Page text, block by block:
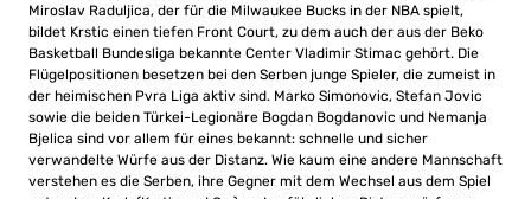
Miroslav Raduljica, der für die Milwaukee Bucks in der NBA spielt,
bildet Krstic einen tiefen Front Court, zu dem auch der aus der Beko
Basketball Bundesliga bekannte Center Vladimir Stimac gehört. Die
Flügelpositionen besetzen bei den Serben junge Spieler, die zumeist in
der heimischen Pvra Liga aktiv sind. Marko Simonovic, Stefan Jovic
sowie die beiden Türkei-Legionäre Bogdan Bogdanovic und Nemanja
Bjelica sind vor allem für eines bekannt: schnelle und sicher
verwandelte Würfe aus der Distanz. Wie kaum eine andere Mannschaft
verstehen es die Serben, ihre Gegner mit dem Wechsel aus dem Spiel